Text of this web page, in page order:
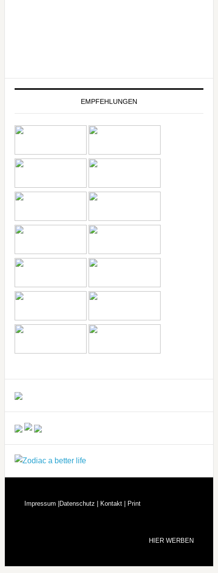
EMPFEHLUNGEN
Impressum | Datenschutz | Kontakt | Print
HIER WERBEN